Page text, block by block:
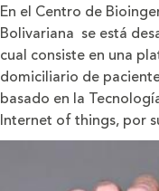
En el Centro de
Bolivariana se está
cual consiste en una
domiciliario de
basado en la
Internet of things, por